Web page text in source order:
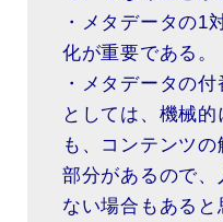
・メタデータの1
化が重要である。
・メタデータの
としては、機械
も、コンテンツ
部分があるので、
ない場合もあると